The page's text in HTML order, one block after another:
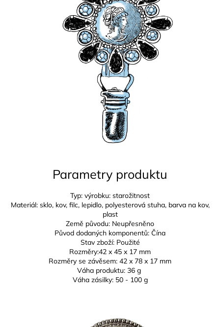
Parametry produktu
Typ: výrobku: starožitnost
Materiál: sklo, kov, filc, lepidlo, polyesterová stuha, barva na kov,
plast
Země původu: Neupřesněno
Původ dodaných komponentů: Čína
Stav zboží: Použité
Rozměry:42 x 45 x 17 mm
Rozměry se závěsem: 42 x 78 x 17 mm
Váha produktu: 36 g
Váha zásilky: 50 - 100 g